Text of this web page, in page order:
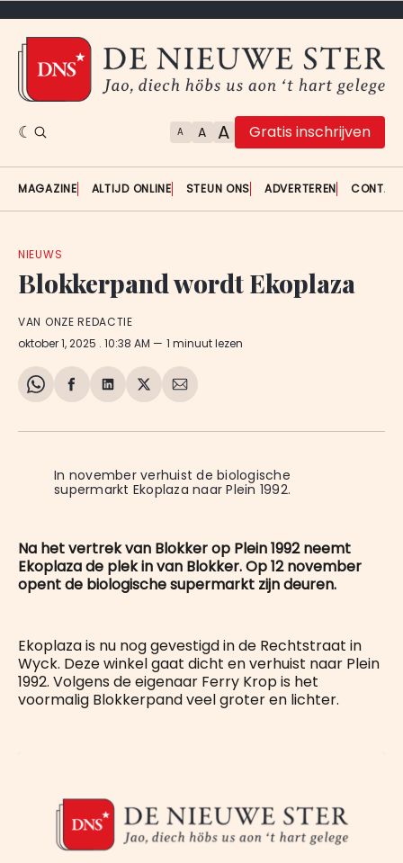
A A A Gratis inschrijven
MAGAZINE ALTIJD ONLINE STEUN ONS ADVERTEREN
NIEUWS
Blokkerpand wordt Ekoplaza
VAN ONZE REDACTIE
oktober 1, 2025 . 10:38 AM 1 minuut lezen
Share
WhatsApp
Delen
Facebook
Delen
LinkedIn
Share
X
Deel
E-
In november verhuist de biologische
supermarkt Ekoplaza naar Plein 1992.
Na het vertrek van Blokker op Plein 1992 neemt
Ekoplaza de plek in van Blokker. Op 12 november
opent de biologische supermarkt zijn deuren.
Ekoplaza is nu nog gevestigd in de Rechtstraat in
Wyck. Deze winkel gaat dicht en verhuist naar Plein
1992. Volgens de eigenaar Ferry Krop is het
voormalig Blokkerpand veel groter en lichter.